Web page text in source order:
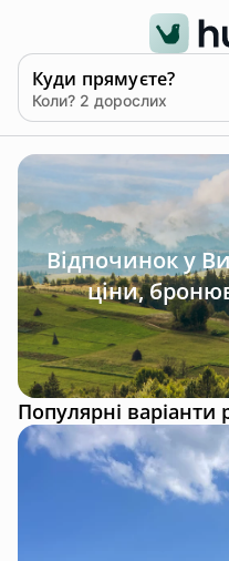
Куди прямуєте?
Коли? 2 дорослих
Відпочинок у
ціни,
Популярні варіанти